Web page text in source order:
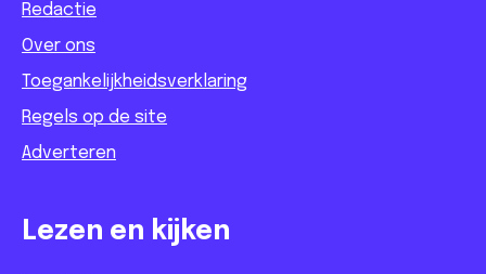
Redactie
Over ons
Toegankelijkheidsverklaring
Regels op de site
Adverteren
Lezen en kijken